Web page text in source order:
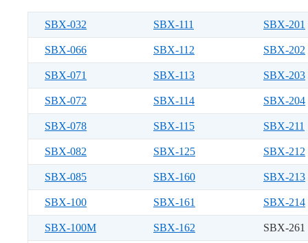
SBX-032 SBX-111 SBX-201
SBX-066 SBX-112 SBX-202
SBX-071 SBX-113 SBX-203
SBX-072 SBX-114 SBX-204
SBX-078 SBX-115 SBX-211
SBX-082 SBX-125 SBX-212
SBX-085 SBX-160 SBX-213
SBX-100 SBX-161 SBX-214
SBX-100M SBX-162 SBX-261